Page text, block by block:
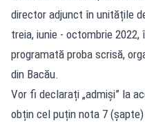
director adjunct în unitățile
treia, iunie - octombrie
programată proba scrisă,
din Bacău.
Vor fi declarați „admiși” la
obțin cel puțin nota 7